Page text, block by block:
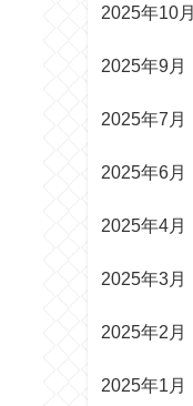
2025年10月
2025年9月
2025年7月
2025年6月
2025年4月
2025年3月
2025年2月
2025年1月